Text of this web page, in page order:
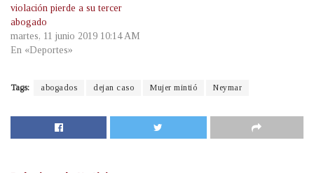
violación pierde a su tercer
abogado
martes, 11 junio 2019 10:14 AM
En «Deportes»
Tags: abogados dejan caso Mujer mintió Neymar